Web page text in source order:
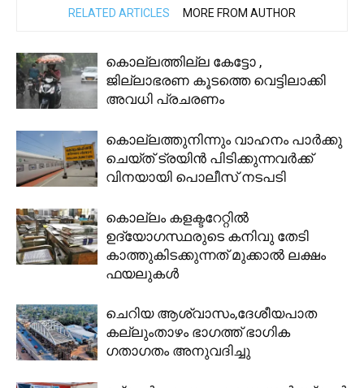
RELATED ARTICLES MORE FROM AUTHOR
കൊല്ലത്തില്ല കേട്ടോ ,
ജില്ലാഭരണ കൂടത്തെ വെട്ടിലാക്കി
അവധി പ്രചരണം
കൊല്ലത്തുനിന്നും വാഹനം പാര്‍ക്കു
ചെയ്ത് ട്രയിന്‍ പിടിക്കുന്നവര്‍ക്ക്
വിനയായി പൊലീസ് നടപടി
കൊല്ലം കളക്ടറേറ്റിൽ
ഉദ്യോഗസ്ഥരുടെ കനിവു തേടി
കാത്തുകിടക്കുന്നത് മുക്കാൽ ലക്ഷം
ഫയലുകൾ
ചെറിയ ആശ്വാസം,ദേശീയപാത
കല്ലുംതാഴം ഭാഗത്ത് ഭാഗിക
ഗതാഗതം അനുവദിച്ചു